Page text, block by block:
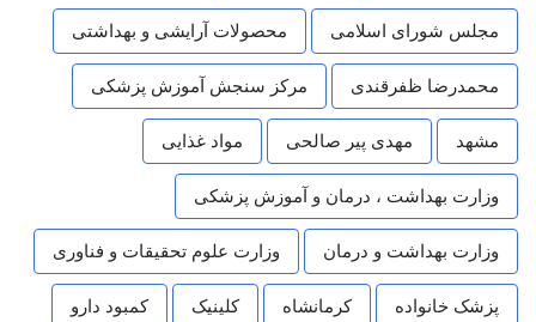
مجلس شورای اسلامی محصولات آرایشی و بهداشتی
محمدرضا ظفرقندی مرکز سنجش آموزش پزشکی
مشهد مهدی پیر صالحی مواد غذایی
وزارت بهداشت ، درمان و آموزش پزشکی
وزارت بهداشت و درمان وزارت علوم تحقیقات و فناوری
پزشک خانواده کرمانشاه کلینیک کمبود دارو